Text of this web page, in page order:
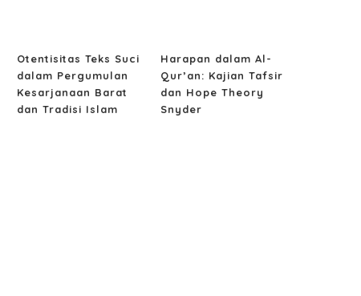
Otentisitas Teks Suci
dalam Pergumulan
Kesarjanaan Barat
dan Tradisi Islam
Harapan dalam Al-
Qur’an: Kajian Tafsir
dan Hope Theory
Snyder